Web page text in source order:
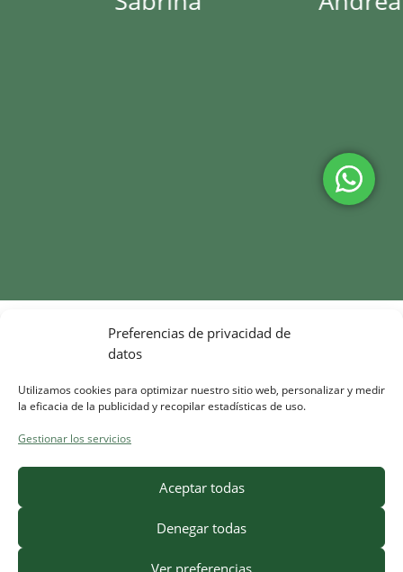
Preferencias de privacidad de
datos
Utilizamos cookies para optimizar nuestro sitio web, personalizar y medir
la eficacia de la publicidad y recopilar estadísticas de uso.
Gestionar los servicios
Aceptar todas
Denegar todas
Ver preferencias